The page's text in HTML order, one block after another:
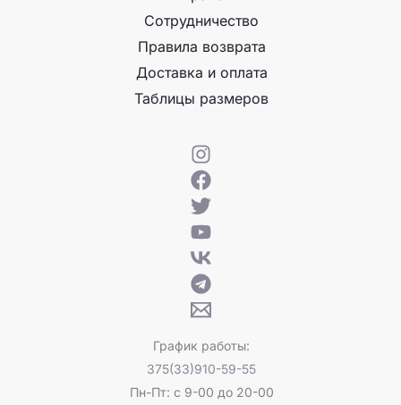
Сотрудничество
Правила возврата
Доставка и оплата
Таблицы размеров
График работы:
375(33)910-59-55
Пн-Пт: с 9-00 до 20-00